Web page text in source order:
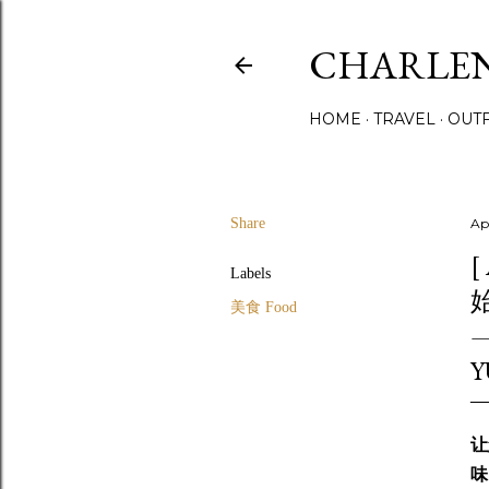
HOME TRAVEL
Share
Labels
美食 Food
[